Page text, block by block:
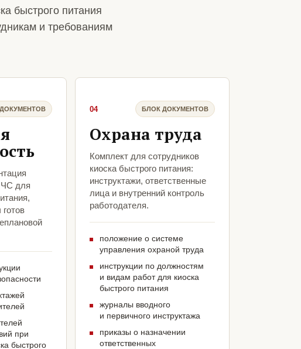
быстрого питания
и требованиям
для
при
быстрого
04 БЛОК ДОКУМЕНТОВ
Охрана труда
Комплект для сотрудников
киоска быстрого питания:
инструктажи, ответственные
лица и внутренний контроль
работодателя.
положение о системе
управления охраной труда
инструкции по должностям
и видам работ для киоска
быстрого питания
журналы вводного
и первичного инструктажа
приказы о назначении
ответственных